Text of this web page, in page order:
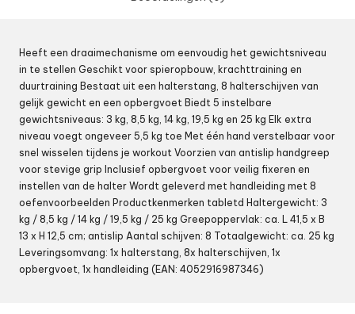
Heeft een draaimechanisme om eenvoudig het gewichtsniveau
in te stellen Geschikt voor spieropbouw, krachttraining en
duurtraining Bestaat uit een halterstang, 8 halterschijven van
gelijk gewicht en een opbergvoet Biedt 5 instelbare
gewichtsniveaus: 3 kg, 8,5 kg, 14 kg, 19,5 kg en 25 kg Elk extra
niveau voegt ongeveer 5,5 kg toe Met één hand verstelbaar voor
snel wisselen tijdens je workout Voorzien van antislip handgreep
voor stevige grip Inclusief opbergvoet voor veilig fixeren en
instellen van de halter Wordt geleverd met handleiding met 8
oefenvoorbeelden Productkenmerken tabletd Haltergewicht: 3
kg / 8,5 kg / 14 kg / 19,5 kg / 25 kg Greepoppervlak: ca. L 41,5 x B
13 x H 12,5 cm; antislip Aantal schijven: 8 Totaalgewicht: ca. 25 kg
Leveringsomvang: 1x halterstang, 8x halterschijven, 1x
opbergvoet, 1x handleiding (EAN: 4052916987346)